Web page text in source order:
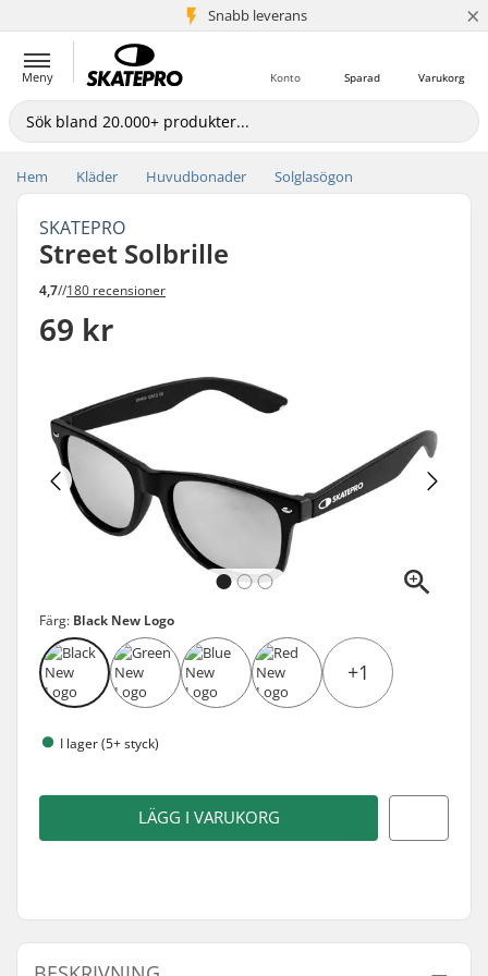
Snabb leverans
5+ milj. kunder ×
Meny Varukorg
Sparad
Konto
Hem Kläder Huvudbonader Solglasögon
SKATEPRO
Street Solbrille
4,7//180 recensioner
69 kr
Färg: Black New Logo
+1
I lager (5+ styck)
LÄGG I VARUKORG